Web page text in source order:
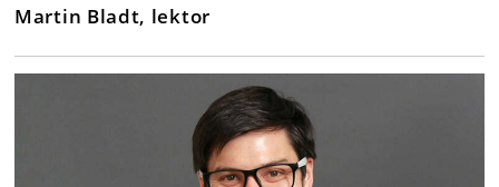
Martin Bladt, lektor